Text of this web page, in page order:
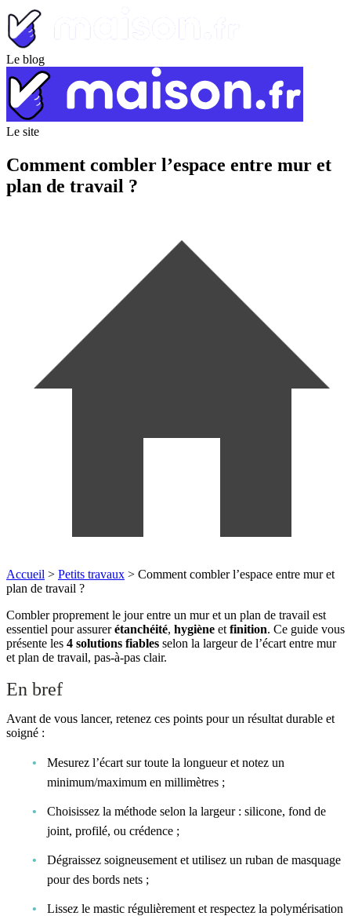
Le blog
Le site
Comment combler l’espace entre mur et
plan de travail ?
Accueil > Petits travaux > Comment combler l’espace entre mur et
plan de travail ?
Combler proprement le jour entre un mur et un plan de travail est
essentiel pour assurerétanchéité, hygiène et finition. Ce guide vous
présente les 4 solutions fiables selon la largeur de l’écart entre mur
et plan de travail, pas-à-pas clair.
En bref
Avant de vous lancer, retenez ces points pour un résultat durable et
soigné :
Mesurez l’écart sur toute la longueur et notez un
minimum/maximum en millimètres ;
Choisissez la méthode selon la largeur : silicone, fond de
joint, profilé, ou crédence ;
Dégraissez soigneusement et utilisez un ruban de masquage
pour des bords nets ;
Lissez le mastic régulièrement et respectez la polymérisation